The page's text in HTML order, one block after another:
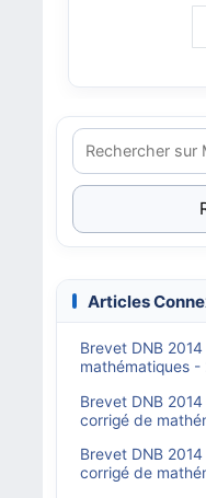
Articles
Brevet DNB
mathématiques -
Brevet DNB
corrigé de
Brevet DNB
corrigé de